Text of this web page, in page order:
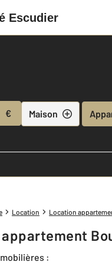
Escudier
€ Maison
Location Location
appartement
: